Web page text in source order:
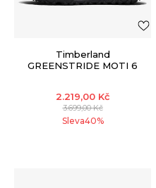
Timberland
GREENSTRIDE MOTI 6
2.219,00 Kč
3.699,00Kč
Sleva40%